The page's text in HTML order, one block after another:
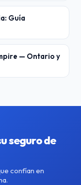
Guía
— Ontario y
seguro de
confían en